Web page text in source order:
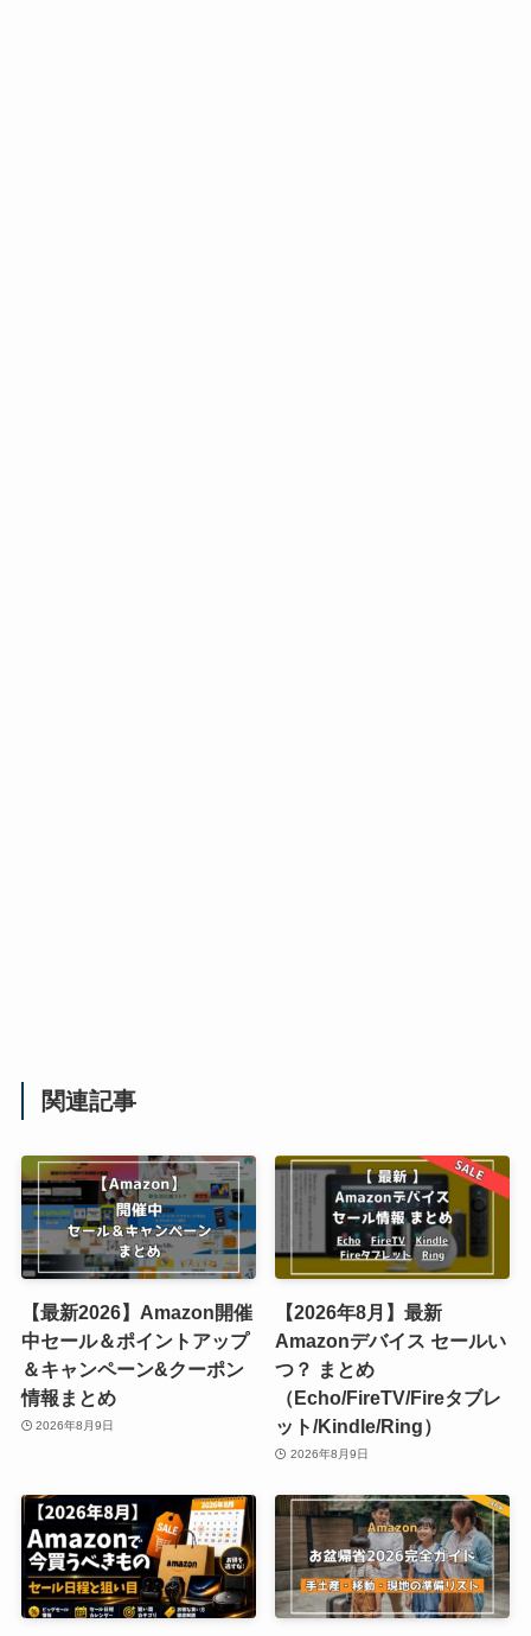
関連記事
【最新2026】Amazon開催
中セール＆ポイントアップ
＆キャンペーン&クーポン
情報まとめ
2026年8月9日
【2026年8月】最新
Amazonデバイス セールい
つ？ まとめ
（Echo/FireTV/Fireタブレ
ット/Kindle/Ring）
2026年8月9日